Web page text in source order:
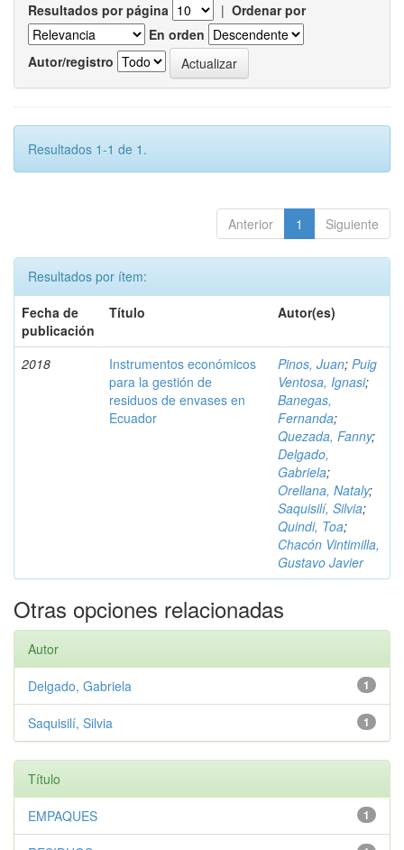
Resultados por página | Ordenar por
En orden
Autor/registro
Resultados 1-1 de 1.
Anterior 1 Siguiente
Resultados por ítem:
Fecha de
publicación
Título Autor(es)
2018
Instrumentos económicos
para la gestión de
residuos de envases en
Ecuador
Pinos, Juan; Puig
Ventosa, Ignasi;
Banegas,
Fernanda;
Quezada, Fanny;
Delgado,
Gabriela;
Orellana, Nataly;
Saquisilí, Silvia;
Quindi, Toa;
Chacón Vintimilla,
Gustavo Javier
Otras opciones relacionadas
Autor
1
Delgado, Gabriela
1
Saquisilí, Silvia
Título
1
EMPAQUES